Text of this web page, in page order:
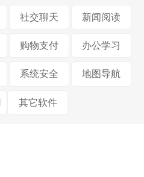
社交聊天 新闻阅读
购物支付 办公学习
系统安全 地图导航
其它软件